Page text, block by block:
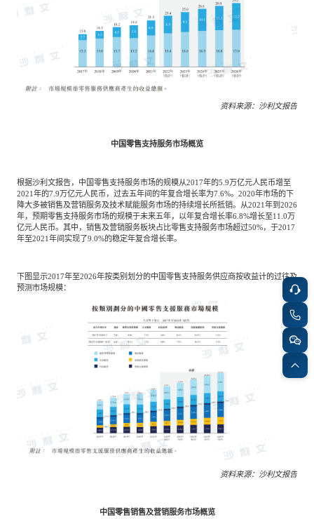
资料来源：沙利文报告
中国零售支持服务市场概览
根据沙利文报告，中国零售支持服务市场的规模从2017年的5.9万亿元人民币增至
2021年的7.9万亿元人民币，过去五年间的年复合增长率为7.6%。2020年市场的下
降大多被销售及营销服务及技术赋能服务市场的持续增长所抵销。从2021年到2026
年，预期零售支持服务市场的规模于未来五年，以年复合增长率6.8%增长至11.0万
亿元人民币。其中，销售及营销服务板块占比零售支持服务市场超过50%，于2017
年至2021年间实现了9.0%的稳定年复合增长率。
下图显示2017年至2026年按类别划分的中国零售支持服务供应商按收益计的过往及
预测市场规模：
资料来源：沙利文报告
中国零售销售及营销服务市场概览